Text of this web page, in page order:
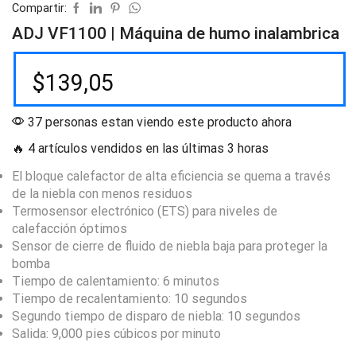
Compartir:
ADJ VF1100 | Máquina de humo inalambrica
$139,05
37 personas estan viendo este producto ahora
🔥 4 artículos vendidos en las últimas 3 horas
El bloque calefactor de alta eficiencia se quema a través
de la niebla con menos residuos
Termosensor electrónico (ETS) para niveles de
calefacción óptimos
Sensor de cierre de fluido de niebla baja para proteger la
bomba
Tiempo de calentamiento: 6 minutos
Tiempo de recalentamiento: 10 segundos
Segundo tiempo de disparo de niebla: 10 segundos
Salida: 9,000 pies cúbicos por minuto